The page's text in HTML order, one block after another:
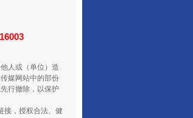
人或（单位）造
媒网站中的部份
行撤除，以保护
接，授权合法、健